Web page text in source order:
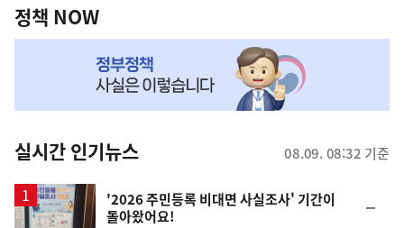
책
NOW,
뉴
스
정책 NOW
실시간 인기뉴스 08.09. 08:32 기준
'2026 주민등록 비대면 사실조사' 기간이
돌아왔어요!